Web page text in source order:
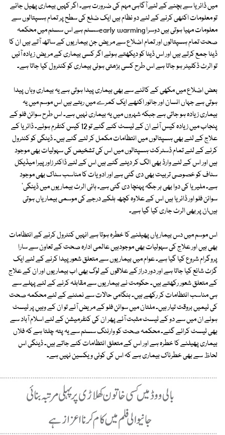
میں ڈائریا سے بچنے کے لئے آگاہی مہم کی ضرورت ہے۔ اگر کہیں بیماری پھیل جائے
تو معلومات اکٹھی کرنے کے لئے دو نظام ہیں ایک ضلع کی سطح پر تمام ہسپتالوں سے
معلومات مہیا ہوتی ہیں دوسرا early warmingسسٹم ہے اس سسٹم میں محکمہ
صحت تمام ہسپتالوں اور تمام اضلاع سے مریض جن بیماریوں کے ساتھ آتے ہیں ان کا
ڈیٹا جمع کرتے ہیں اور اس ڈیٹا کو دیکھتے ہوئے اگر کسی بیماری کے مریض زیادہ آئیں
تو الرٹ ڈکلیئر ہو جاتا ہے اس طرح کسی بڑھتی ہوئی بیماری کو کنٹرول کیا جاتا ہے۔
بعض اضلاع میں مکھی کے کاٹنے سے بھی بیماری پیدا ہوتی ہے یہ بیماری وہاں پیدا
ہوتی ہے جہاں انسان اور جانور اکٹھے ایک کمرے میں رہتے ہیں اس موسم میں یہ
بیماری زیادہ ہو جاتی ہے جبکہ شہروں میں یہ بیماری نہیں ہے۔ اس طرح سوائن فلو کے
پنجاب میں زیادہ کیس آئے ان کے ٹیسٹ کئے گئے تو 12 کیس کنفرم ہوئے۔ ڈائریا کے
علاج کے لئے بھی ہسپتالوں میں انتظامات مکمل کر لئے گئے ہیں۔ ڈینگی کو کنٹرول
کرنے کے لئے تمام ڈسٹرکٹ ہسپتالوں میں اس کی تشخیص کی سہولیات بھی موجود
ہیں اور اس کے لئے وارڈ بھی الگ کر دیئے گئے ہیں اس کے لئے ڈاکٹر زاور پیرا میڈیکل
سٹاف کو خصوصی تربیت بھی دی گئی ہے اور ادویات کا مناسب سٹاک بھی موجود
ہے۔ ملیریا کی دوا بھی ہر جگہ پہنچا دی گئی ہے۔ ہائی الرٹ بیماریوں میں ڈینگی'
سوائن فلو اور ڈائریا ہیں اس کے علاوہ کچھ ہلکے درجے کی موسمی بیماریاں ہوتی
ہیںان پر بھی الرٹ جاری کیا گیا ہے۔
اس موسم میں دس بیماریاں پھیلنے کا خطرہ ہوتا ہے انہیں کنٹرول کرنے کے انتظامات
بھی ہیں اور علاج کی سہولیات بھی موجودہیں عالمی ادارہ صحت کے تعاون سے سارا
پروگرام شروع کیا گیا ہے۔ عوام میں بیماریوں سے متعلق شعور پیدا کرنے کے لئے ایک
گزٹ شائع کیا جاتا ہے اور دور دراز کے علاقوں کے لوگ بھی اب بیماریوں اور ان کے علاج
کے متعلق شعور رکھتے ہیں۔ حکومت نے بیماریوں سے مقابلہ کرنے کے لئے پہلے سے
ہی مناسب انتظامات کر رکھے ہیں۔ ہنگامی حالات سے نمٹنے کے لئے محکمہ صحت
کی ٹیمیں بروقت تیار ہیں۔ ملتان میں سوائن فلو کے مریض آئے تو ان کے وہیں پر ٹیسٹ
ہوئے ان میں سے دو کے ٹیسٹ مثبت آئے پھر ان کی کنفرمیشن کے لئے اسلام آباد سے
بھی ٹیسٹ کرائے گئے۔ محکمہ صحت کو وارننگ سسٹم سے یہ پتہ چلتا ہے کہ فلاں
بیماری پھیلنے کا خطرہ ہے اور اس کے متعلق انتظامات کئے جاتے ہیں۔ ڈینگی اس
لحاظ سے بھی خطرناک بیماری ہے کہ اس کی کوئی ویکسین نہیں ہے۔